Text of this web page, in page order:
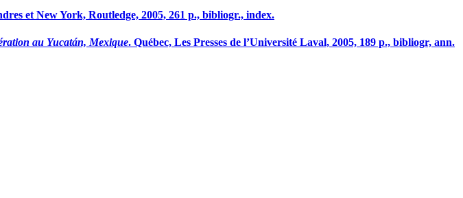
et New York, Routledge, 2005, 261 p., bibliogr., index.
au Yucatán, Mexique. Québec, Les Presses de l’Université Laval, 2005, 189 p., bibliogr, ann.